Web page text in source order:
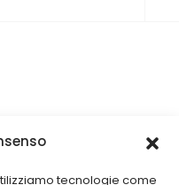
tecnologie come
progettazione e